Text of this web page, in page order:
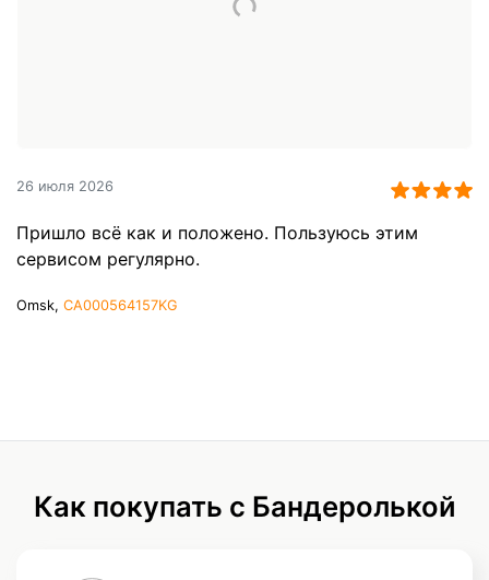
26 июля 2026
Пришло всё как и положено. Пользуюсь этим
сервисом регулярно.
Omsk, CA000564157KG
Как покупать с Бандеролькой